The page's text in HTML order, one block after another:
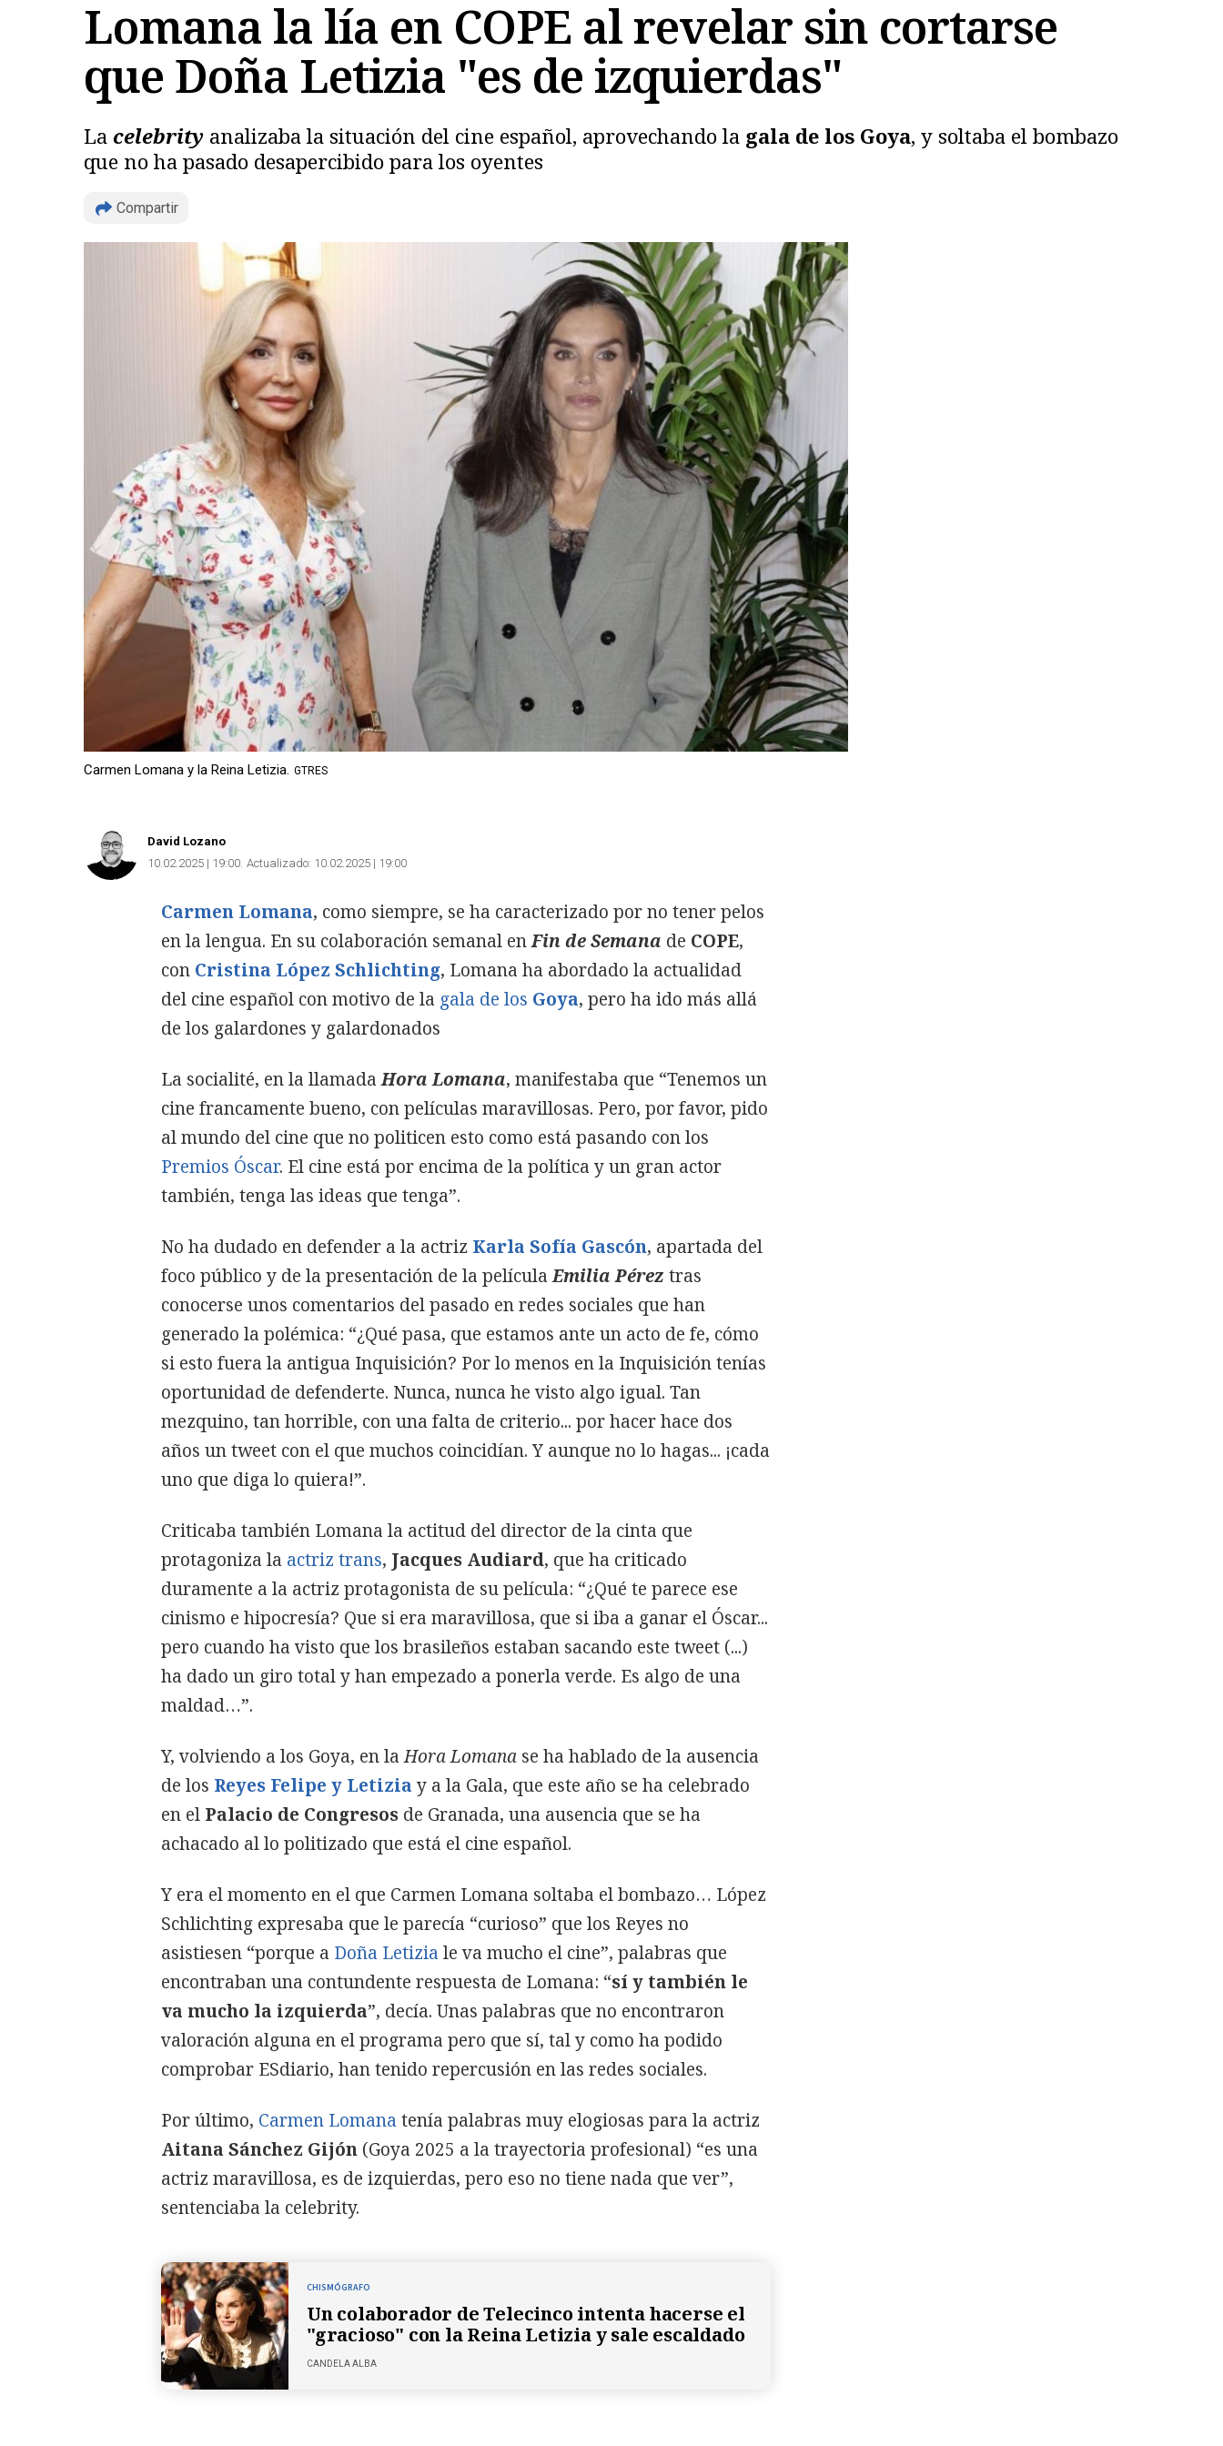
Lomana la lía en COPE al revelar sin cortarse
que Doña Letizia "es de izquierdas"
La celebrity analizaba la situación del cine español, aprovechando la gala de los Goya, y soltaba el bombazo
que no ha pasado desapercibido para los oyentes
Compartir
Copiar
Carmen Lomana y la Reina Letizia. GTRES
David Lozano
10.02.2025 | 19:00 Actualizado: 10.02.2025 | 19:00
Carmen Lomana, como siempre, se ha caracterizado por no tener pelos
en la lengua. En su colaboración semanal enFin de Semana de COPE,
con Cristina López Schlichting, Lomana ha abordado la actualidad
del cine español con motivo de la gala de los Goya, pero ha ido más allá
de los galardones y galardonados
La socialité, en la llamadaHora Lomana, manifestaba que “Tenemos un
cine francamente bueno, con películas maravillosas. Pero, por favor, pido
al mundo del cine que no politicen esto como está pasando con los
Premios Óscar. El cine está por encima de la política y un gran actor
también, tenga las ideas que tenga”.
No ha dudado en defender a la actriz Karla Sofía Gascón, apartada del
foco público y de la presentación de la películaEmilia Pérez tras
conocerse unos comentarios del pasado en redes sociales que han
generado la polémica: “¿Qué pasa, que estamos ante un acto de fe, cómo
si esto fuera la antigua Inquisición? Por lo menos en la Inquisición tenías
oportunidad de defenderte. Nunca, nunca he visto algo igual. Tan
mezquino, tan horrible, con una falta de criterio... por hacer hace dos
años un tweet con el que muchos coincidían. Y aunque no lo hagas... ¡cada
uno que diga lo quiera!”.
Criticaba también Lomana la actitud del director de la cinta que
protagoniza la actriz trans, Jacques Audiard, que ha criticado
duramente a la actriz protagonista de su película: “¿Qué te parece ese
cinismo e hipocresía? Que si era maravillosa, que si iba a ganar el Óscar...
pero cuando ha visto que los brasileños estaban sacando este tweet (...)
ha dado un giro total y han empezado a ponerla verde. Es algo de una
maldad…”.
Y, volviendo a los Goya, en laHora Lomana se ha hablado de la ausencia
de los Reyes Felipe y Letizia y a la Gala, que este año se ha celebrado
en el Palacio de Congresos de Granada, una ausencia que se ha
achacado al lo politizado que está el cine español.
Y era el momento en el que Carmen Lomana soltaba el bombazo… López
Schlichting expresaba que le parecía “curioso” que los Reyes no
asistiesen “porque a Doña Letizia le va mucho el cine”, palabras que
encontraban una contundente respuesta de Lomana: “sí y también le
va mucho la izquierda”, decía. Unas palabras que no encontraron
valoración alguna en el programa pero que sí, tal y como ha podido
comprobar ESdiario, han tenido repercusión en las redes sociales.
Por último, Carmen Lomana tenía palabras muy elogiosas para la actriz
Aitana Sánchez Gijón (Goya 2025 a la trayectoria profesional) “es una
actriz maravillosa, es de izquierdas, pero eso no tiene nada que ver”,
sentenciaba la celebrity.
CHISMÓGRAFO
Un colaborador de Telecinco intenta hacerse el
"gracioso" con la Reina Letizia y sale escaldado
CANDELA ALBA